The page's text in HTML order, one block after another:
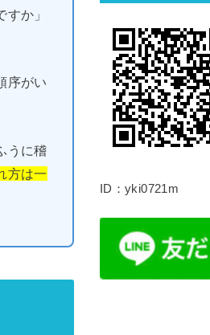
か」
序がい
うに稽
方は一
ID：yki0721m